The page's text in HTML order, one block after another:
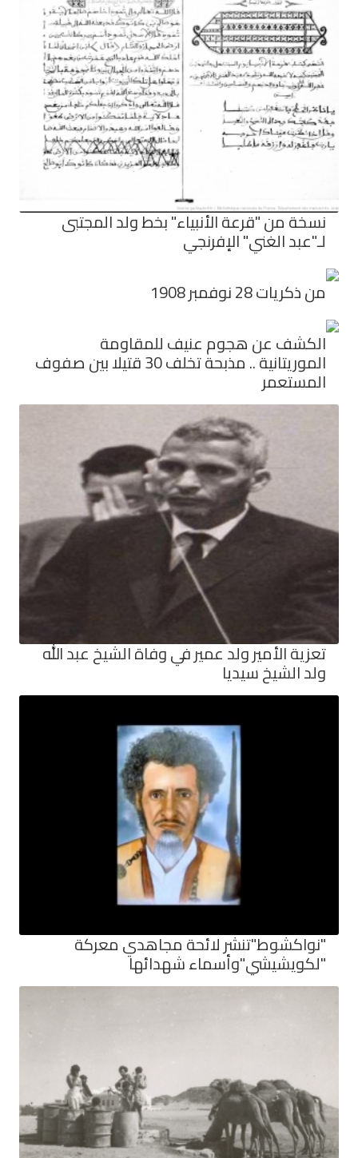
نسخة من "قرعة الأنبياء" بخط ولد المجتبى
لـ"عبد الغني" الإفرنجي
من ذكريات 28 نوفمبر 1908
الكشف عن هجوم عنيف للمقاومة
الموريتانية .. مذبحة تخلف 30 قتيلا بين صفوف
المستعمر
تعزية الأمير ولد عمير في وفاة الشيخ عبد الله
ولد الشيخ سيديا
"نواكشوط"تنشر لائحة مجاهدي معركة
"لكويشيشي"وأسماء شهدائها